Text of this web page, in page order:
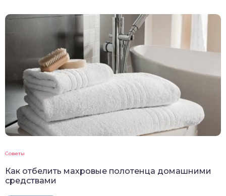
Советы
Как отбелить махровые полотенца домашними
средствами